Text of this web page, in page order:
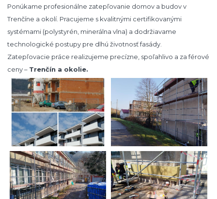
Ponúkame profesionálne zatepľovanie domov a budov v
Trenčíne a okolí. Pracujeme s kvalitnými certifikovanými
systémami (polystyrén, minerálna vlna) a dodržiavame
technologické postupy pre dlhú životnosť fasády.
Zatepľovacie práce realizujeme precízne, spoľahlivo a za férové
ceny – Trenčín a okolie.